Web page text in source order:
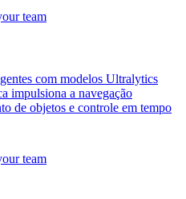
com modelos Ultralytics
impulsiona a navegação
de objetos e controle em tempo